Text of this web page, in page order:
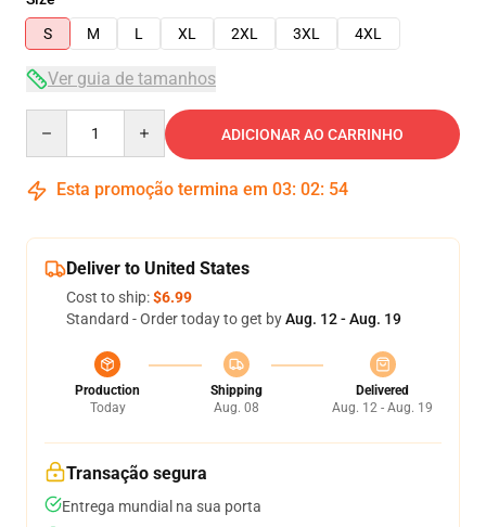
S
M L XL 2XL 3XL 4XL
Ver guia de tamanhos
ADICIONAR AO CARRINHO
Esta promoção termina em 03: 02: 54
Deliver to United States
Cost to ship:$6.99
Standard - Order today to get byAug. 12 - Aug. 19
Production
Today
Shipping
Aug. 08
Delivered
Aug. 12 - Aug. 19
Transação segura
Entrega mundial na sua porta